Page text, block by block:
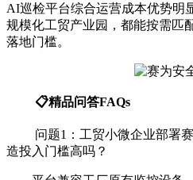
AI巡检平台综合运营成本优势明
规模化工贸产业园，都能按需匹
落地门槛。
📋精品问答FAQs
问题1：工贸小微企业部署
造投入门槛高吗？